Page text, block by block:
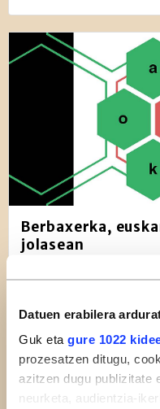
Datuen erabilera
Guk eta gure 1022
prozesatzen ditugu,
azitzen dugu publizitate
neurketa, audientzia-
Berbaxerka,
jolasean
Hizkuntzak IKT